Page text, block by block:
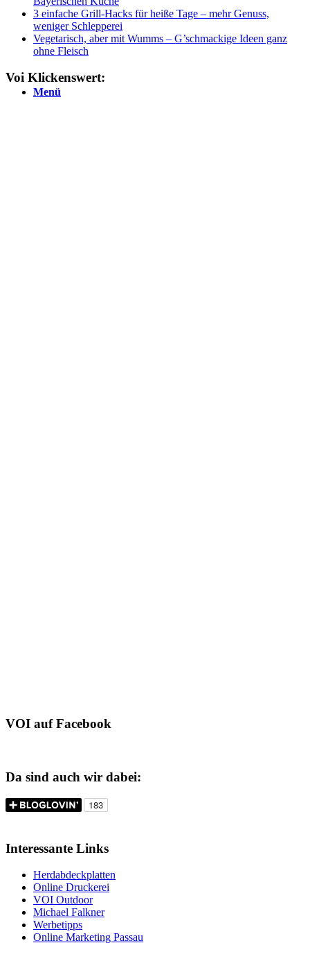
Menü
3 einfache Grill-Hacks für heiße Tage – mehr Genuss,
weniger Schlepperei
Vegetarisch, aber mit Wumms – G’schmackige Ideen ganz
ohne Fleisch
Voi Klickenswert:
VOI auf Facebook
Da sind auch wir dabei:
Interessante Links
Herdabdeckplatten
Online Druckerei
VOI Outdoor
Michael Falkner
Werbetipps
Online Marketing Passau